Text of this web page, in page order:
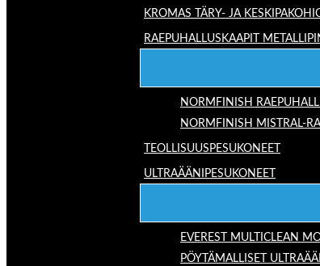
KROMAS TÄRY- JA
RAEPUHALLUSKAAPIT
NORMFINISH
NORMFINISH MISTRAL-
TEOLLISUUSPESUKONEET
ULTRAÄÄNIPESUKONEET
EVEREST MULTICLEAN
PÖYTÄMALLISET